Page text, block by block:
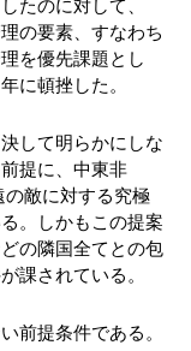
たのに対して、
の要素、すなわち
を優先課題とし
に頓挫した。
して明らかにしな
提に、中東非
の敵に対する究極
。しかもこの提案
の隣国全てとの包
課されている。
前提条件である。